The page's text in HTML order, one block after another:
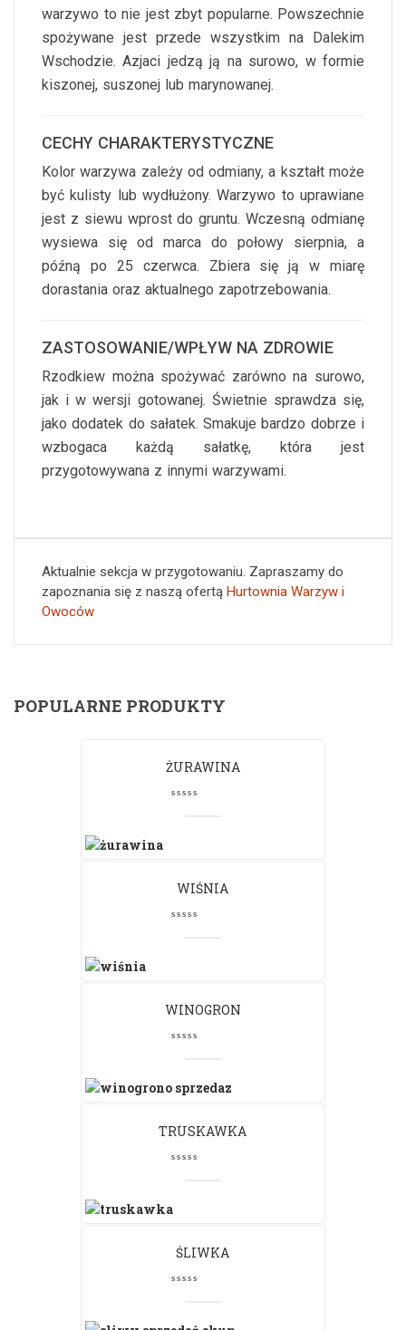
warzywo to nie jest zbyt popularne. Powszechnie
spożywane jest przede wszystkim na Dalekim
Wschodzie. Azjaci jedzą ją na surowo, w formie
kiszonej, suszonej lub marynowanej.
CECHY CHARAKTERYSTYCZNE
Kolor warzywa zależy od odmiany, a kształt może
być kulisty lub wydłużony. Warzywo to uprawiane
jest z siewu wprost do gruntu. Wczesną odmianę
wysiewa się od marca do połowy sierpnia, a
późną po 25 czerwca. Zbiera się ją w miarę
dorastania oraz aktualnego zapotrzebowania.
ZASTOSOWANIE/WPŁYW NA ZDROWIE
Rzodkiew można spożywać zarówno na surowo,
jak i w wersji gotowanej. Świetnie sprawdza się,
jako dodatek do sałatek. Smakuje bardzo dobrze i
wzbogaca każdą sałatkę, która jest
przygotowywana z innymi warzywami.
Aktualnie sekcja w przygotowaniu. Zapraszamy do
zapoznania się z naszą ofertą Hurtownia Warzyw i
Owoców
POPULARNE PRODUKTY
ŻURAWINA
WIŚNIA
WINOGRON
TRUSKAWKA
ŚLIWKA